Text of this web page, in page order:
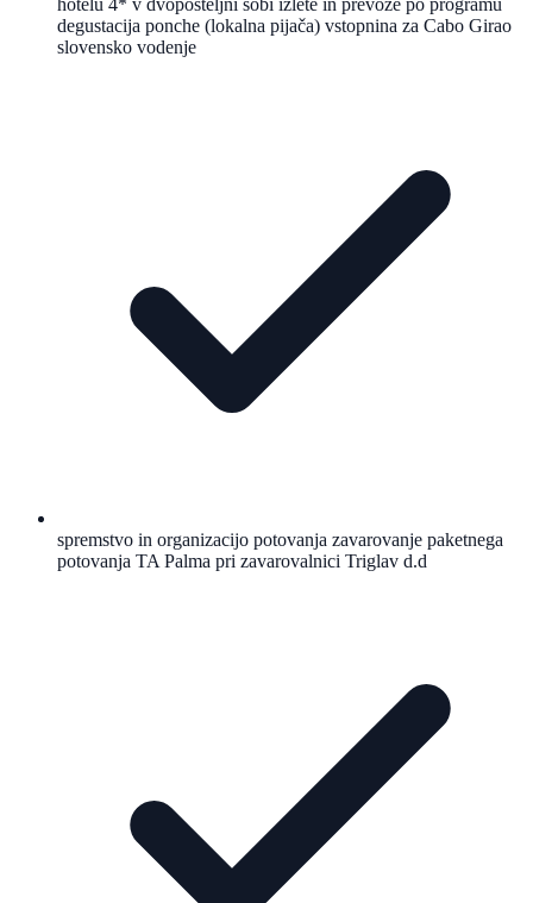
hotelu 4* v dvoposteljni sobi izlete in prevoze po programu
degustacija ponche (lokalna pijača) vstopnina za Cabo Girao
slovensko vodenje
spremstvo in organizacijo potovanja zavarovanje paketnega
potovanja TA Palma pri zavarovalnici Triglav d.d